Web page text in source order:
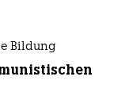
Bildung